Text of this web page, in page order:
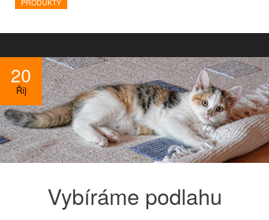
PRODUKTY
20
Říj
Vybíráme podlahu